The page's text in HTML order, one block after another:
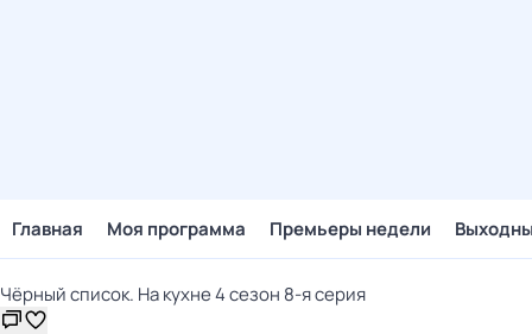
Главная Моя программа Премьеры недели
Чёрный список. На кухне 4 сезон 8-я серия